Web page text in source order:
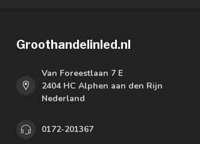
Groothandelinled.nl
Van Foreestlaan 7 E
2404 HC Alphen aan den Rijn
Nederland
0172-201367